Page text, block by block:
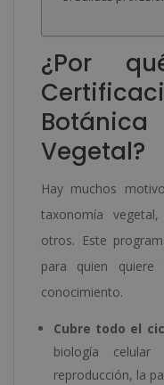
¿Por
Vegetal?
Hay muchos
taxonomía
otros. Este
para quien
conocimiento.
Cubre todo el
biología
reproducción, la